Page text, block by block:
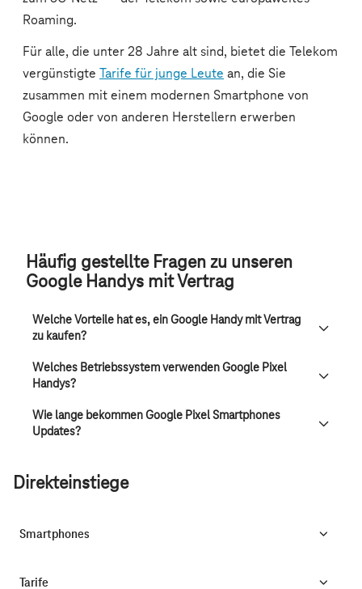
Häufig gestellte Fragen zu unseren
Google Handys mit Vertrag
Welche Vorteile hat es, ein Google Handy mit Vertrag
zu kaufen?
Welches Betriebssystem verwenden Google Pixel
Handys?
Wie lange bekommen Google Pixel Smartphones
Updates?
Direkteinstiege
Smartphones
Tarife